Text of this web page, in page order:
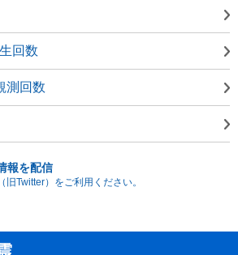
回数
測回数
報を配信
旧Twitter）をご利用ください。